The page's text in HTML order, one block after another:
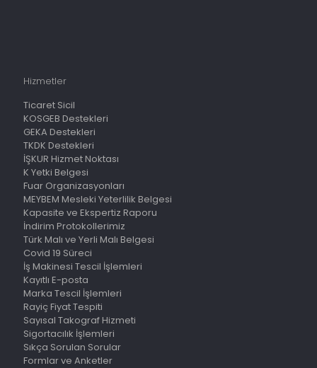
Hizmetler
Ticaret Sicil
KOSGEB Destekleri
GEKA Destekleri
TKDK Destekleri
İŞKUR Hizmet Noktası
K Yetki Belgesi
Fuar Organizasyonları
MEYBEM Mesleki Yeterlilik Belgesi
Kapasite ve Ekspertiz Raporu
İndirim Protokollerimiz
Türk Malı ve Yerli Malı Belgesi
Covid 19 Süreci
İş Makinesi Tescil İşlemleri
Kayıtlı E-posta
Marka Tescil İşlemleri
Rayiç Fiyat Tespiti
Sayısal Takograf Hizmeti
Sigortacılık İşlemleri
Sıkça Sorulan Sorular
Formlar ve Anketler